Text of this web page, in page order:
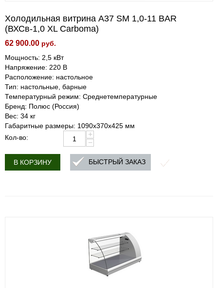
Холодильная витрина A37 SM 1,0-11 BAR
(ВХСв-1,0 XL Carboma)
62 900.00 руб.
Мощность: 2,5 кВт
Напряжение: 220 В
Расположение: настольное
Тип: настольные, барные
Температурный режим: Среднетемпературные
Бренд: Полюс (Россия)
Вес: 34 кг
Габаритные размеры: 1090х370х425 мм
Кол-во:
+
−
В КОРЗИНУ БЫСТРЫЙ ЗАКАЗ